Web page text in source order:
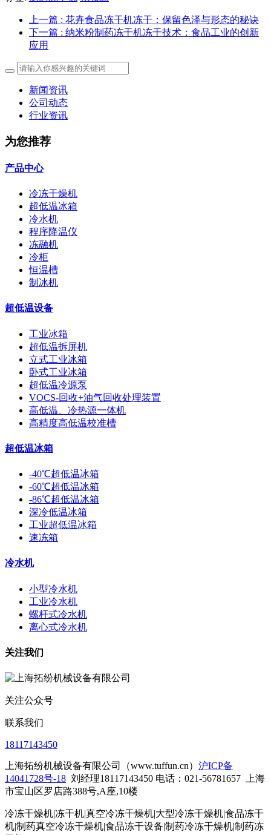
上一篇 : 花卉食品冻干机冻干：保留色泽与形态的秘诀
下一篇 : 纳米粉制药冻干机冻干技术：食品工业的创新
应用
新闻资讯
公司动态
行业资讯
为您推荐
产品中心
冷冻干燥机
超低温冰箱
冷水机
程序降温仪
冻融机
冷柜
恒温槽
制冰机
超低温设备
工业冰箱
超低温拆屏机
立式工业冰箱
卧式工业冰箱
超低温冷源泵
VOCS-回收+油气回收处理装置
高低温、冷热源一体机
高精度高低温校准槽
超低温冰箱
-40℃超低温冰箱
-60℃超低温冰箱
-86℃超低温冰箱
深冷低温冰箱
工业超低温冰箱
速冻箱
冷水机
小型冷水机
工业冷水机
螺杆式冷水机
离心式冷水机
关注我们
关注公众号
联系我们
18117143450
上海拓纷机械设备有限公司（www.tuffun.cn） 沪ICP备
14041728号-18 刘经理18117143450 电话：021-56781657
上海
市宝山区罗店路388号,A座,10楼
冷冻干燥机|冻干机|真空冷冻干燥机|大型冷冻干燥机|食品冻干
机|制药真空冷冻干燥机|食品冻干设备|制药冷冻干燥机|制药冻